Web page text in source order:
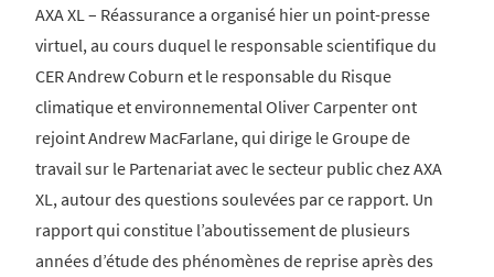
AXA XL – Réassurance a organisé hier un point-presse
virtuel, au cours duquel le responsable scientifique du
CER Andrew Coburn et le responsable du Risque
climatique et environnemental Oliver Carpenter ont
rejoint Andrew MacFarlane, qui dirige le Groupe de
travail sur le Partenariat avec le secteur public chez AXA
XL, autour des questions soulevées par ce rapport. Un
rapport qui constitue l’aboutissement de plusieurs
années d’étude des phénomènes de reprise après des